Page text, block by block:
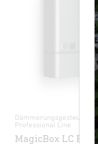
Professional Line
MagicBox LC